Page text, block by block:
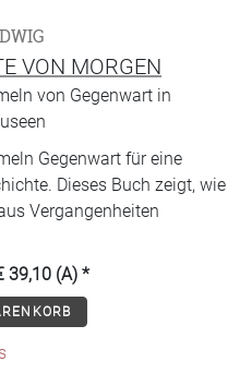
VON MORGEN
von Gegenwart in
Gegenwart für eine
Dieses Buch zeigt, wie
Vergangenheiten
39,10 (A) *